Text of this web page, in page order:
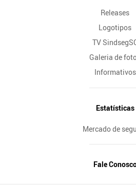
Releases
Logotipos
TV
Galeria de
Informativos
Estatísticas
Mercado de
Fale